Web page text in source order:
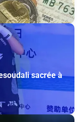
sacrée à